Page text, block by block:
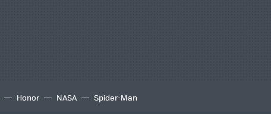
Honor NASA Spider-Man